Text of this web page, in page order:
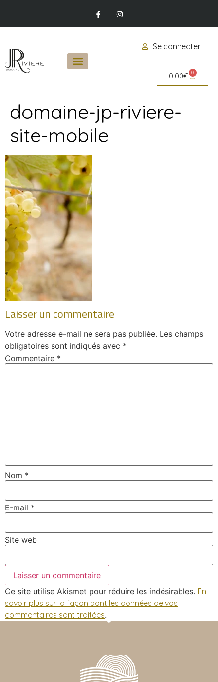
Se connecter
0.00€ 0
domaine-jp-riviere-
site-mobile
Laisser un commentaire
Votre adresse e-mail ne sera pas publiée. Les champs
obligatoires sont indiqués avec *
Commentaire *
Nom *
E-mail *
Site web
Ce site utilise Akismet pour réduire les indésirables. En
savoir plus sur la façon dont les données de vos
commentaires sont traitées.